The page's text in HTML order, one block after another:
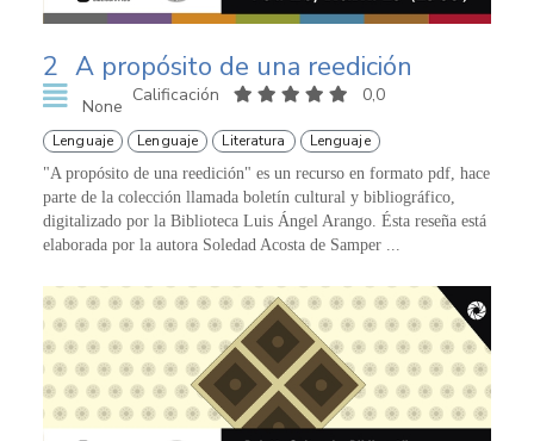
2 A propósito de una reedición
None
Calificación 0,0
Lenguaje Lenguaje Literatura Lenguaje
"A propósito de una reedición" es un recurso en formato pdf, hace
parte de la colección llamada boletín cultural y bibliográfico,
digitalizado por la Biblioteca Luis Ángel Arango. Ésta reseña está
elaborada por la autora Soledad Acosta de Samper ...